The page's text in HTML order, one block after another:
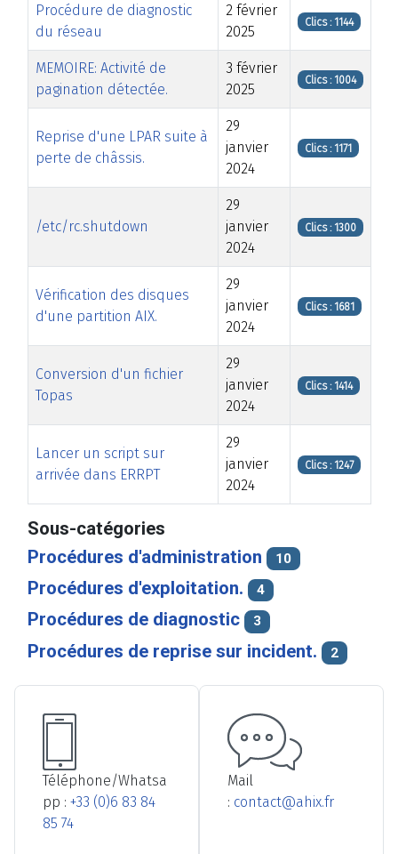
Procédure de diagnostic
du réseau
2 février
2025
Clics : 1144
MEMOIRE: Activité de
pagination détectée.
3 février
2025
Clics : 1004
Reprise d'une LPAR suite à
perte de châssis.
29
janvier
2024
Clics : 1171
/etc/rc.shutdown
29
janvier
2024
Clics : 1300
Vérification des disques
d'une partition AIX.
29
janvier
2024
Clics : 1681
Conversion d'un fichier
Topas
29
janvier
2024
Clics : 1414
Lancer un script sur
arrivée dans ERRPT
29
janvier
2024
Clics : 1247
Sous-catégories
Procédures d'administration
10
Procédures d'exploitation. 4
Procédures de diagnostic 3
Procédures de reprise sur incident. 2
Téléphone/Whatsa
pp : +33 (0)6 83 84
85 74
Mail
: contact@ahix.fr